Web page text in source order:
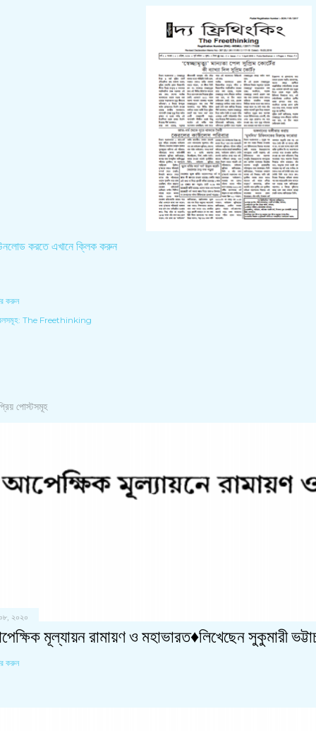
করতে এখানে ক্লিক করুন
করুন
The Freethinking
পোস্টসমূহ
২০২০
মূল্যায়ন রামায়ণ ও মহাভারত♦লিখেছেন সুকুমারী
করুন